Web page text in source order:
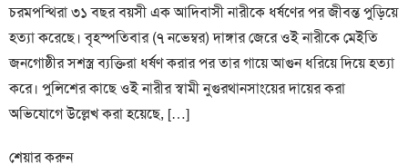
চরমপন্থিরা ৩১ বছর বয়সী এক আদিবাসী নারীকে ধর্ষণের পর জীবন্ত পুড়িয়ে
হত্যা করেছে। বৃহস্পতিবার (৭ নভেম্বর) দাঙ্গার জেরে ওই নারীকে মেইতি
জনগোষ্ঠীর সশস্ত্র ব্যক্তিরা ধর্ষণ করার পর তার গায়ে আগুন ধরিয়ে দিয়ে হত্যা
করে। পুলিশের কাছে ওই নারীর স্বামী নুগুরথানসাংয়ের দায়ের করা
অভিযোগে উল্লেখ করা হয়েছে, […]
শেয়ার করুন